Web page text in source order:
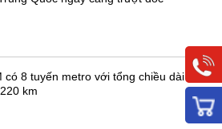
có 8 tuyến metro với tổng chiều dài
km